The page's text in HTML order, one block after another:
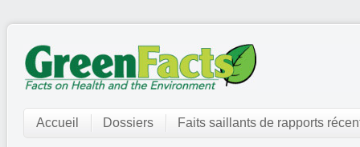
Accueil Dossiers Faits saillants de rapports